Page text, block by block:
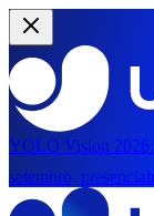
YOLO Vision 2026:
setembro,